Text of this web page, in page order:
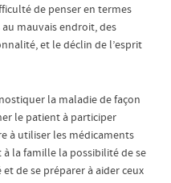
de penser en termes
mauvais endroit, des
et le déclin de l’esprit
la maladie de façon
le patient à participer
à utiliser les médicaments
la famille la possibilité de se
de se préparer à aider ceux